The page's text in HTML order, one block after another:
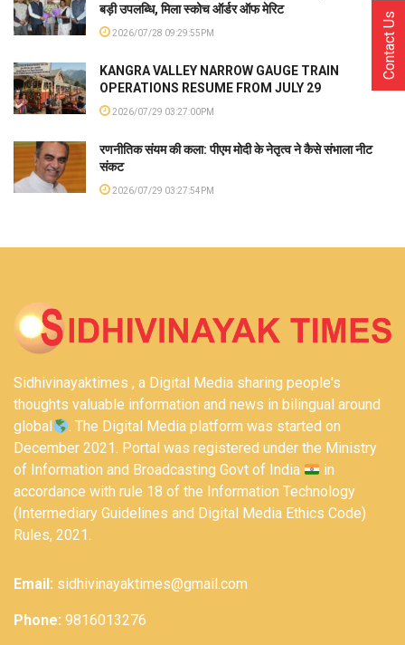
बड़ी उपलब्धि, मिला स्कोच ऑर्डर ऑफ मेरिट
2026/07/28 09:29:55PM
KANGRA VALLEY NARROW GAUGE TRAIN
OPERATIONS RESUME FROM JULY 29
2026/07/29 03:27:00PM
रणनीतिक संयम की कला: पीएम मोदी के नेतृत्व ने कैसे संभाला नीट
संकट
2026/07/29 03:27:54PM
Sidhivinayaktimes , a Digital Media sharing people's
thoughts valuable information and news in bilingual around
global
. The Digital Media platform was started on
December 2021. Portal was registered under the Ministry
of Information and Broadcasting Govt of India
in
accordance with rule 18 of the Information Technology
(Intermediary Guidelines and Digital Media Ethics Code)
Rules, 2021.
Email: sidhivinayaktimes@gmail.com
Phone: 9816013276
Contact Us